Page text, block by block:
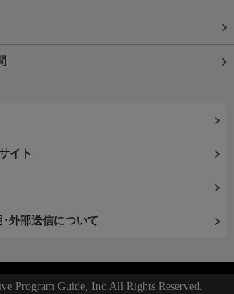
イト
外部送信について
Program Guide, Inc.All Rights Reserved.